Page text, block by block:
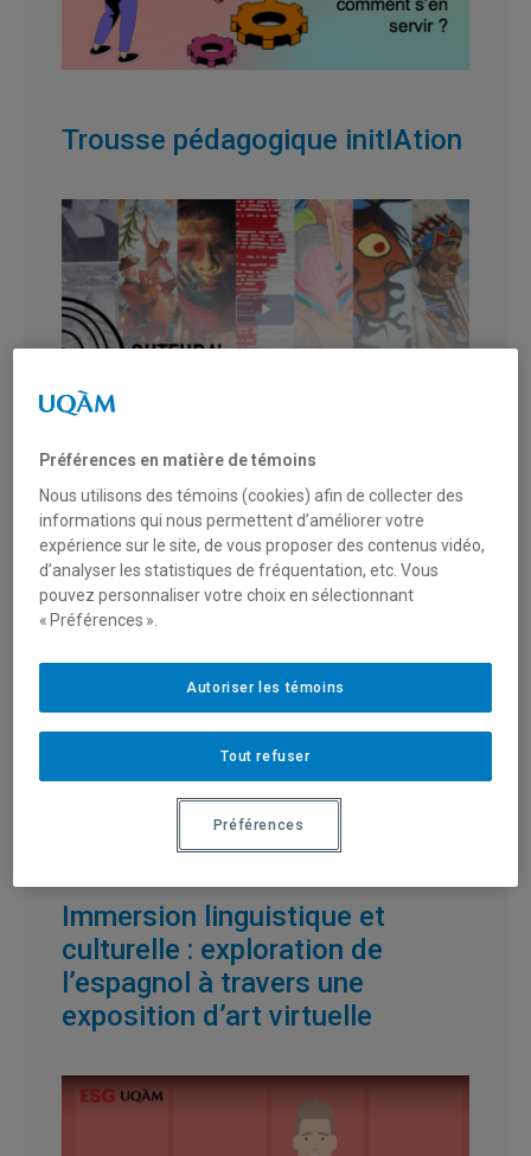
Trousse pédagogique initIAtion
Ohtehra’, l’art autochtone
aujourd’hui
Immersion linguistique et
culturelle : exploration de
l’espagnol à travers une
exposition d’art virtuelle
Préférences en matière de témoins
Nous utilisons des témoins (cookies) afin de collecter des
informations qui nous permettent d’améliorer votre
expérience sur le site, de vous proposer des contenus vidéo,
d’analyser les statistiques de fréquentation, etc. Vous
pouvez personnaliser votre choix en sélectionnant
« Préférences ».
Tout refuser
Autoriser les témoins
Préférences